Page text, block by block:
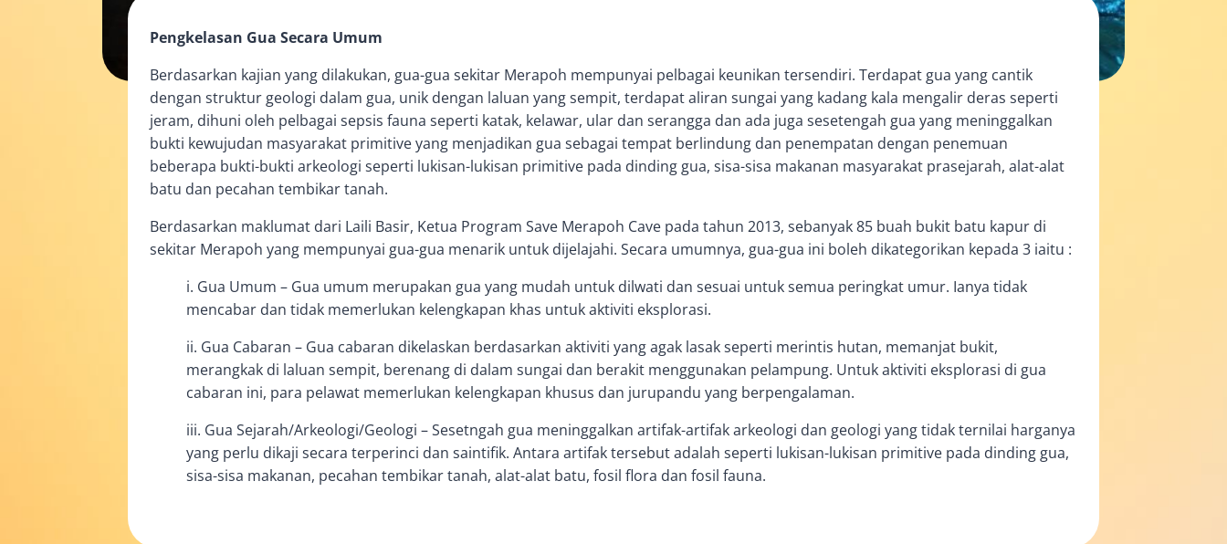
Pengkelasan Gua Secara Umum
Berdasarkan kajian yang dilakukan, gua-gua sekitar Merapoh mempunyai pelbagai keunikan tersendiri. Terdapat gua yang cantik
dengan struktur geologi dalam gua, unik dengan laluan yang sempit, terdapat aliran sungai yang kadang kala mengalir deras seperti
jeram, dihuni oleh pelbagai sepsis fauna seperti katak, kelawar, ular dan serangga dan ada juga sesetengah gua yang meninggalkan
bukti kewujudan masyarakat primitive yang menjadikan gua sebagai tempat berlindung dan penempatan dengan penemuan
beberapa bukti-bukti arkeologi seperti lukisan-lukisan primitive pada dinding gua, sisa-sisa makanan masyarakat prasejarah, alat-alat
batu dan pecahan tembikar tanah.
Berdasarkan maklumat dari Laili Basir, Ketua Program Save Merapoh Cave pada tahun 2013, sebanyak 85 buah bukit batu kapur di
sekitar Merapoh yang mempunyai gua-gua menarik untuk dijelajahi. Secara umumnya, gua-gua ini boleh dikategorikan kepada 3 iaitu :
i. Gua Umum – Gua umum merupakan gua yang mudah untuk dilwati dan sesuai untuk semua peringkat umur. Ianya tidak
mencabar dan tidak memerlukan kelengkapan khas untuk aktiviti eksplorasi.
ii. Gua Cabaran – Gua cabaran dikelaskan berdasarkan aktiviti yang agak lasak seperti merintis hutan, memanjat bukit,
merangkak di laluan sempit, berenang di dalam sungai dan berakit menggunakan pelampung. Untuk aktiviti eksplorasi di gua
cabaran ini, para pelawat memerlukan kelengkapan khusus dan jurupandu yang berpengalaman.
iii. Gua Sejarah/Arkeologi/Geologi – Sesetngah gua meninggalkan artifak-artifak arkeologi dan geologi yang tidak ternilai harganya
yang perlu dikaji secara terperinci dan saintifik. Antara artifak tersebut adalah seperti lukisan-lukisan primitive pada dinding gua,
sisa-sisa makanan, pecahan tembikar tanah, alat-alat batu, fosil flora dan fosil fauna.